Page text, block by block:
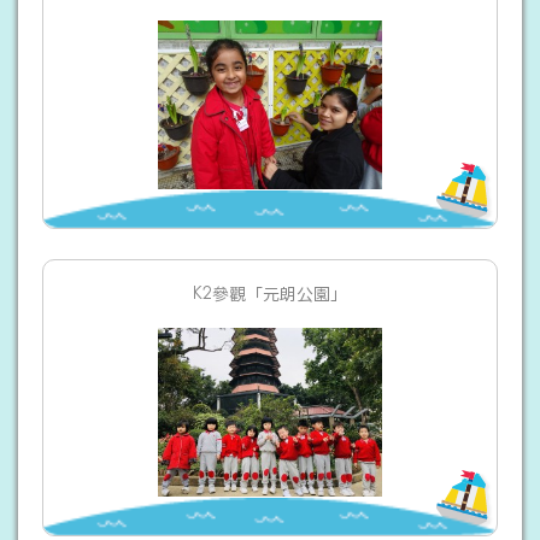
K2參觀「元朗公園」